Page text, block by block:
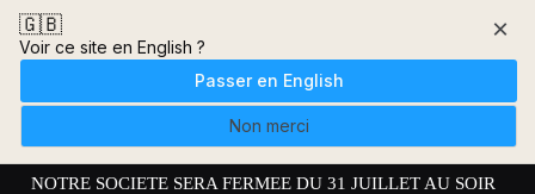
🇬🇧
Voir ce site en English ?
Passer en English
Non merci
×
NOTRE SOCIETE SERA FERMEE DU 31 JUILLET AU SOIR